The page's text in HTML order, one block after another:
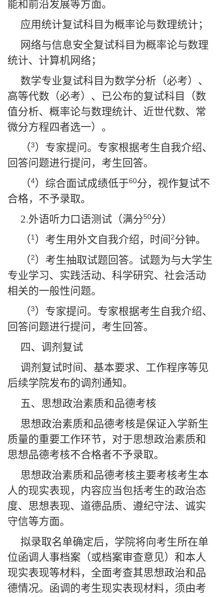
能和前沿发展等方面。
应用统计复试科目为概率论与数理统计；
网络与信息安全复试科目为概率论与数理
统计、计算机网络；
数学专业复试科目为数学分析（必考）、
高等代数（必考）、已公布的复试科目（数
值分析、概率论与数理统计、近世代数、常
微分方程四者选一）。
（3）专家提问。专家根据考生自我介绍、
回答问题进行提问，考生回答。
（4）综合面试成绩低于60分，视作复试不
合格，不予录取。
2.外语听力口语测试（满分50分）
（1 ）考生用外文自我介绍，时间 2分钟。
（2）考生抽取试题回答。试题为与大学生
专业学习、实践活动、科学研究、社会活动
相关的一般性问题。
（3）专家提问。专家根据考生自我介绍、
回答问题进行提问，考生回答。
四、调剂复试
调剂复试时间、基本要求、工作程序等见
后续学院发布的调剂通知。
五、思想政治素质和品德考核
思想政治素质和品德考核是保证入学新生
质量的重要工作环节，对于思想政治素质和
思想品德考核不合格者不予录取。
思想政治素质和品德考核主要考核考生本
人的现实表现，内容应当包括考生的政治态
度、思想表现、道德品质、遵纪守法、诚实
守信等方面。
拟录取名单确定后，学院将向考生所在单
位函调人事档案（或档案审查意见）和本人
现实表现等材料，全面考查其思想政治和品
德情况。函调的考生现实表现材料，须由考